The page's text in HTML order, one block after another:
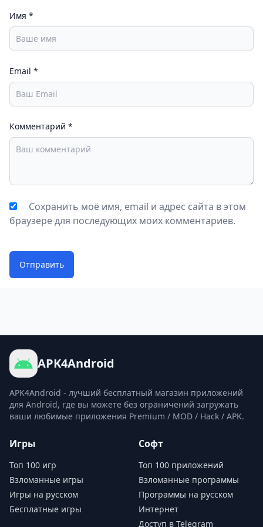
Имя *
Email *
Комментарий *
Сохранить моё имя, email и адрес сайта в этом
браузере для последующих моих комментариев.
Отправить
APK4Android
APK4Android - лучший бесплатный магазин приложений
для Android, где вы можете без ограничений загружать
ваши любимые приложения Premium / MOD / Hack / APK.
Игры
Топ 100 игр
Взломанные игры
Игры на русском
Бесплатные игры
Софт
Топ 100 приложений
Взломанные программы
Программы на русском
Интернет
Доступ в Telegram